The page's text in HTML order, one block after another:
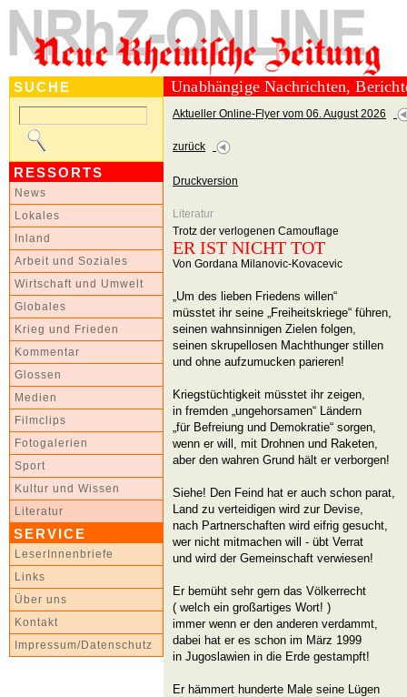
SUCHE
RESSORTS
News
Lokales
Inland
Arbeit und Soziales
Wirtschaft und Umwelt
Globales
Krieg und Frieden
Kommentar
Glossen
Medien
Filmclips
Fotogalerien
Sport
Kultur und Wissen
Literatur
SERVICE
LeserInnenbriefe
Links
Über uns
Kontakt
Impressum/Datenschutz
Unabhängige Nachrichten,
Aktueller Online-Flyer vom 06. August 2026
zurück
Druckversion
Literatur
Trotz der verlogenen Camouflage
ER IST NICHT TOT
Von Gordana Milanovic-Kovacevic
„Um des lieben Friedens willen“
müsstet ihr seine „Freiheitskriege“ führen,
seinen wahnsinnigen Zielen folgen,
seinen skrupellosen Machthunger stillen
und ohne aufzumucken parieren!
Kriegstüchtigkeit müsstet ihr zeigen,
in fremden „ungehorsamen“ Ländern
„für Befreiung und Demokratie“ sorgen,
wenn er will, mit Drohnen und Raketen,
aber den wahren Grund hält er verborgen!
Siehe! Den Feind hat er auch schon parat,
Land zu verteidigen wird zur Devise,
nach Partnerschaften wird eifrig gesucht,
wer nicht mitmachen will - übt Verrat
und wird der Gemeinschaft verwiesen!
Er bemüht sehr gern das Völkerrecht
( welch ein großartiges Wort! )
immer wenn er den anderen verdammt,
dabei hat er es schon im März 1999
in Jugoslawien in die Erde gestampft!
Er hämmert hunderte Male seine Lügen